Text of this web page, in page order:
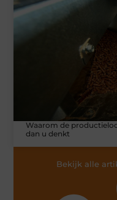
Waarom de
dan u denkt
Bekijk alle